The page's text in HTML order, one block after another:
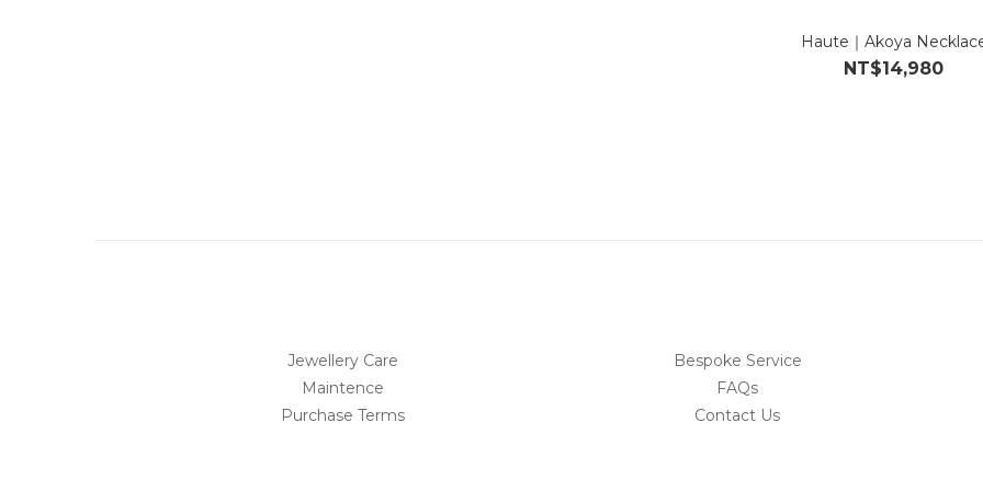
Haute｜Akoya
NT$14,980
Jewellery Care
Maintence
Purchase Terms
Bespoke Service
FAQs
Contact Us